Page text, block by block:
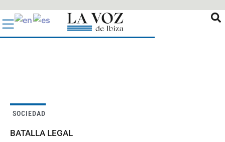
al
contenido
SOCIEDAD
BATALLA LEGAL